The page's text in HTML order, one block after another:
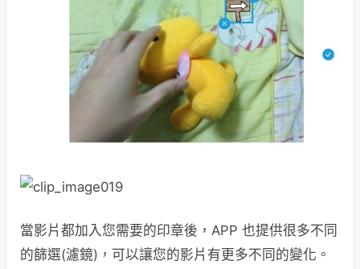
當影片都加入您需要的印章後，APP 也提供很多不同
的篩選(濾鏡)，可以讓您的影片有更多不同的變化。